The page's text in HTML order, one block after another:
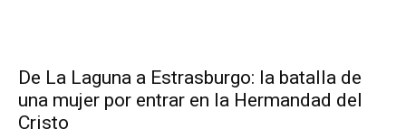
De La Laguna a Estrasburgo: la batalla de
una mujer por entrar en la Hermandad del
Cristo